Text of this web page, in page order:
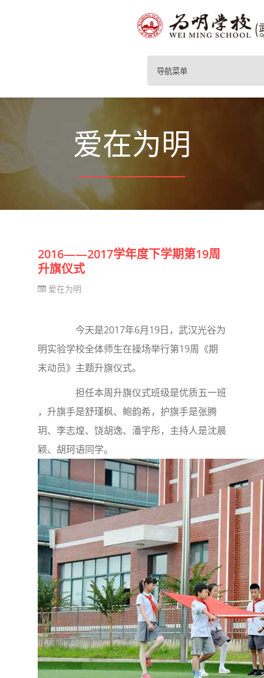
导航菜单
爱在为明
2016——2017学年度下学期第19周
升旗仪式
爱在为明
今天是2017年6月19日，武汉光谷为
明实验学校全体师生在操场举行第19周《期
末动员》主题升旗仪式。
担任本周升旗仪式班级是优质五一班
，升旗手是舒瑾枫、鲍韵希，护旗手是张腾
玥、李志煌、饶胡逸、潘宇彤，主持人是沈晨
颖、胡珂语同学。